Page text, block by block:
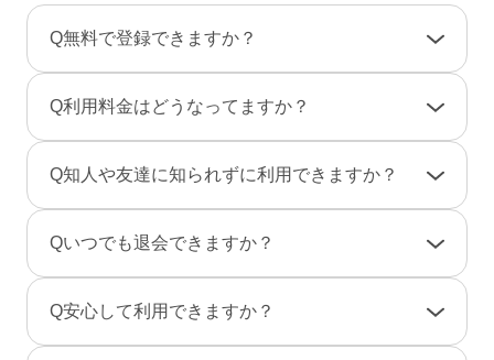
Q無料で登録できますか？
さい。
です。そのため、弊社からお客様へ料金の請求
や督促のご連絡が届くことはありません。
Q利用料金はどうなってますか？
一部のコンテンツの利用はコイン（有料）が必
男性は、事前にポイントをご購入のうえご利用
となります。（1P＝約10円、消費ポイントはサ
ービスによって異なります）
Q知人や友達に知られずに利用できますか？
のニックネームで、プロフ画像を登録しない状
また、検索結果にあなたのプロフィールが表示
されないように設定することもできます。
Qいつでも退会できますか？
手続き」から行えます。
Q安心して利用できますか？